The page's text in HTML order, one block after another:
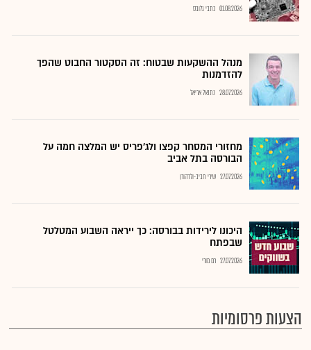
01.08.2026 כתבי גלובס
מנהל ההשקעות שבטוח: זה הסקטור החבוט שהפך
להזדמנות
28.07.2026 נתנאל אריאל
מחזורי המסחר קפצו ולג'פריס יש המלצה חמה על
הבורסה בתל אביב
27.07.2026 שירי חביב-ולדהורן
היכונו לירידות בבורסה: כך ייראה השבוע המטלטל
שבפתח
27.07.2026 רם מורי
הצעות פרסומיות